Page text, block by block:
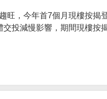
旺，今年首7個月現樓按
投減慢影響，期間現樓按